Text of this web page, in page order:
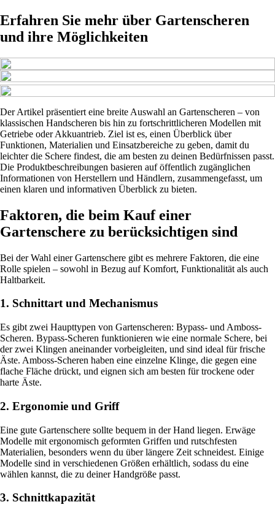
Erfahren Sie mehr über Gartenscheren
und ihre Möglichkeiten
Der Artikel präsentiert eine breite Auswahl an Gartenscheren – von
klassischen Handscheren bis hin zu fortschrittlicheren Modellen mit
Getriebe oder Akkuantrieb. Ziel ist es, einen Überblick über
Funktionen, Materialien und Einsatzbereiche zu geben, damit du
leichter die Schere findest, die am besten zu deinen Bedürfnissen passt.
Die Produktbeschreibungen basieren auf öffentlich zugänglichen
Informationen von Herstellern und Händlern, zusammengefasst, um
einen klaren und informativen Überblick zu bieten.
Faktoren, die beim Kauf einer
Gartenschere zu berücksichtigen sind
Bei der Wahl einer Gartenschere gibt es mehrere Faktoren, die eine
Rolle spielen – sowohl in Bezug auf Komfort, Funktionalität als auch
Haltbarkeit.
1. Schnittart und Mechanismus
Es gibt zwei Haupttypen von Gartenscheren: Bypass- und Amboss-
Scheren. Bypass-Scheren funktionieren wie eine normale Schere, bei
der zwei Klingen aneinander vorbeigleiten, und sind ideal für frische
Äste. Amboss-Scheren haben eine einzelne Klinge, die gegen eine
flache Fläche drückt, und eignen sich am besten für trockene oder
harte Äste.
2. Ergonomie und Griff
Eine gute Gartenschere sollte bequem in der Hand liegen. Erwäge
Modelle mit ergonomisch geformten Griffen und rutschfesten
Materialien, besonders wenn du über längere Zeit schneidest. Einige
Modelle sind in verschiedenen Größen erhältlich, sodass du eine
wählen kannst, die zu deiner Handgröße passt.
3. Schnittkapazität